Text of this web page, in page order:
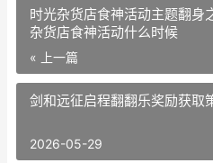
时光杂货店食神活动主题翻身
杂货店食神活动什么时候
« 上一篇
剑和远征启程翻翻乐奖励获取
2026-05-29